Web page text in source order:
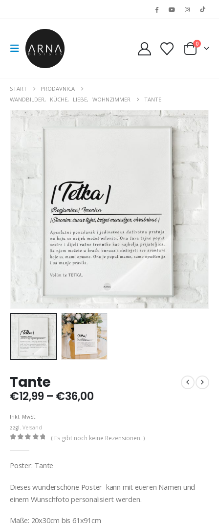
0
START
PRODAVNICA
WANDBILDER, KÜCHE, LIEBE, WOHNZIMMER TANTE
Tante
€12,99 – €36,00Preisspanne:
Inkl. MwSt.
zzgl. Versand
( Es gibt noch keine Rezensionen. )
Poster: Tante
Dieses wunderschöne Poster kann mit eueren Namen und
einem Wunschfoto personalisiert werden.
Maße: 20x30cm bis 61x91cm